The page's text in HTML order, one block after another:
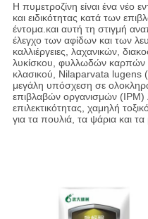
Η πυμετροζίνη είναι ένα νέο
και ειδικότητας κατά των
έντομα.και αυτή τη στιγμή
έλεγχο των αφίδων και των
καλλιέργειες, λαχανικών,
λυκίσκου, φυλλωδών καρπών
κλασικού, Nilaparvata lugens
μεγάλη υπόσχεση σε
επιβλαβών οργανισμών
επιλεκτικότητας, χαμηλή
για τα πουλιά, τα ψάρια και